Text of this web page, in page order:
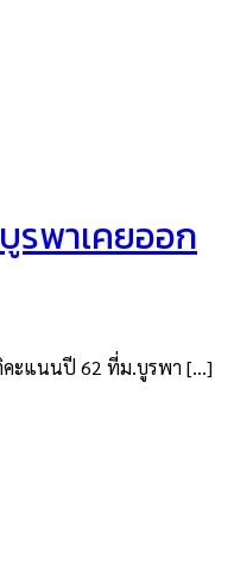
รพาเคยออก
คะแนนปี 62 ที่ม.บูรพา […]